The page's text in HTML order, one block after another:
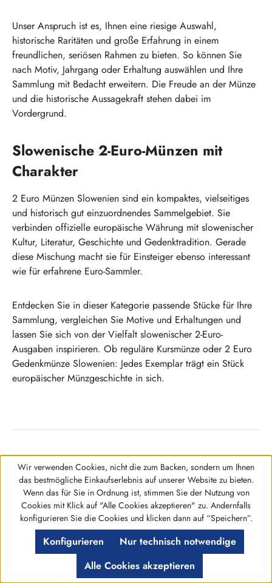
Unser Anspruch ist es, Ihnen eine riesige Auswahl,
historische Raritäten und große Erfahrung in einem
freundlichen, seriösen Rahmen zu bieten. So können Sie
nach Motiv, Jahrgang oder Erhaltung auswählen und Ihre
Sammlung mit Bedacht erweitern. Die Freude an der Münze
und die historische Aussagekraft stehen dabei im
Vordergrund.
Slowenische 2-Euro-Münzen mit
Charakter
2 Euro Münzen Slowenien sind ein kompaktes, vielseitiges
und historisch gut einzuordnendes Sammelgebiet. Sie
verbinden offizielle europäische Währung mit slowenischer
Kultur, Literatur, Geschichte und Gedenktradition. Gerade
diese Mischung macht sie für Einsteiger ebenso interessant
wie für erfahrene Euro-Sammler.
Entdecken Sie in dieser Kategorie passende Stücke für Ihre
Sammlung, vergleichen Sie Motive und Erhaltungen und
lassen Sie sich von der Vielfalt slowenischer 2-Euro-
Ausgaben inspirieren. Ob reguläre Kursmünze oder 2 Euro
Gedenkmünze Slowenien: Jedes Exemplar trägt ein Stück
europäischer Münzgeschichte in sich.
Versandkostenfreie Lieferung
ab 150,- € Bestellwert
Schnell Bequem & Sicher:
per Paypal zahlen
Jetzt kaufen, später zahlen:
Rechnungskauf
Ohne Risiko bestellen:
14 Tage Ansichtsgarantie
Werkzeugleiste anzeigen
Wir verwenden Cookies, nicht die zum Backen, sondern um Ihnen
das bestmögliche Einkaufserlebnis auf unserer Website zu bieten.
Wenn das für Sie in Ordnung ist, stimmen Sie der Nutzung von
Cookies mit Klick auf "Alle Cookies akzeptieren" zu. Andernfalls
konfigurieren Sie die Cookies und klicken dann auf “Speichern”.
Nur technisch notwendige
Konfigurieren
Alle Cookies akzeptieren